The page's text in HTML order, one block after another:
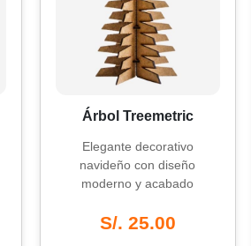
Árbol Treemetric
Elegante decorativo
navideño con diseño
moderno y acabado
S/. 25.00